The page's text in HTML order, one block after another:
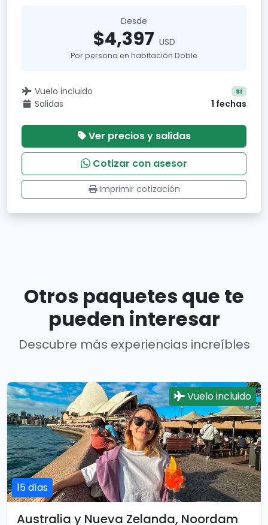
Desde
$4,397 USD
Por persona en habitación Doble
Vuelo incluido Sí
Salidas 1 fechas
Ver precios y salidas
Cotizar con asesor
Imprimir cotización
Otros paquetes que te
pueden interesar
Descubre más experiencias increíbles
15 días
Vuelo incluido
Australia y Nueva Zelanda, Noordam